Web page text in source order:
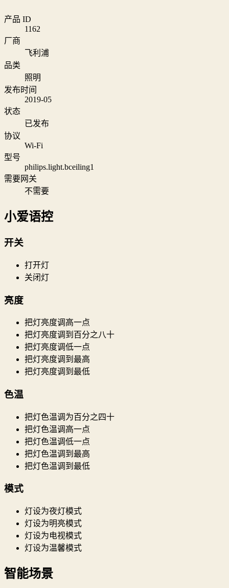
产品 ID
1162
厂商
飞利浦
品类
照明
发布时间
2019-05
状态
已发布
协议
Wi‑Fi
型号
philips.light.bceiling1
需要网关
不需要
小爱语控
开关
打开灯
关闭灯
亮度
把灯亮度调高一点
把灯亮度调到百分之八十
把灯亮度调低一点
把灯亮度调到最高
把灯亮度调到最低
色温
把灯色温调为百分之四十
把灯色温调高一点
把灯色温调低一点
把灯色温调到最高
把灯色温调到最低
模式
灯设为夜灯模式
灯设为明亮模式
灯设为电视模式
灯设为温馨模式
智能场景